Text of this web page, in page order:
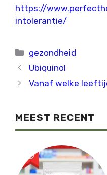
https://
intolerantie/
Categorieën
gezondheid
Ubiquinol
Vanaf welke
MEEST RECENT